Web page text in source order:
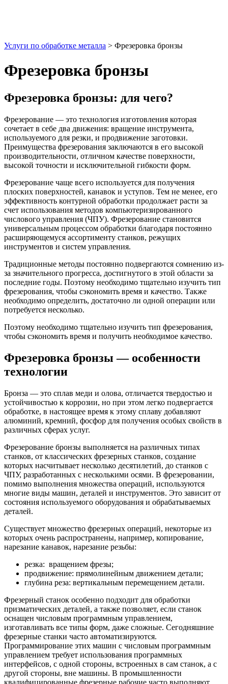
Изготовление модульных блоков
Изготовление насосных станций
Изготовление баков из нержавейки
Изготовление теплопунктов
Изготовление конвейерных роликов
Изготовление колес для роликов
Услуги по обработке металла > Фрезеровка бронзы
Фрезеровка бронзы
Фрезеровка бронзы: для чего?
Фрезерование — это технология изготовления которая
сочетает в себе два движения: вращение инструмента,
используемого для резки, и продвижение заготовки.
Преимущества фрезерования заключаются в его высокой
производительности, отличном качестве поверхности,
высокой точности и исключительной гибкости форм.
Фрезерование чаще всего используется для получения
плоских поверхностей, канавок и уступов. Тем не менее, его
эффективность контурной обработки продолжает расти за
счет использования методов компьютеризированного
числового управления (ЧПУ). Фрезерование становится
универсальным процессом обработки благодаря постоянно
расширяющемуся ассортименту станков, режущих
инструментов и систем управления.
Традиционные методы постоянно подвергаются сомнению из-
за значительного прогресса, достигнутого в этой области за
последние годы. Поэтому необходимо тщательно изучить тип
фрезерования, чтобы сэкономить время и качество. Также
необходимо определить, достаточно ли одной операции или
потребуется несколько.
Поэтому необходимо тщательно изучить тип фрезерования,
чтобы сэкономить время и получить необходимое качество.
Фрезеровка бронзы — особенности
технологии
Бронза — это сплав меди и олова, отличается твердостью и
устойчивостью к коррозии, но при этом легко подвергается
обработке, в настоящее время к этому сплаву добавляют
алюминий, кремний, фосфор для получения особых свойств в
различных сферах услуг.
Фрезерование бронзы выполняется на различных типах
станков, от классических фрезерных станков, создание
которых насчитывает несколько десятилетий, до станков с
ЧПУ, разработанных с несколькими осями. В фрезеровании,
помимо выполнения множества операций, используются
многие виды машин, деталей и инструментов. Это зависит от
состояния используемого оборудования и обрабатываемых
деталей.
Существует множество фрезерных операций, некоторые из
которых очень распространены, например, копирование,
нарезание канавок, нарезание резьбы:
резка: вращением фрезы;
продвижение: прямолинейным движением детали;
глубина реза: вертикальным перемещением детали.
Фрезерный станок особенно подходит для обработки
призматических деталей, а также позволяет, если станок
оснащен числовым программным управлением,
изготавливать все типы форм, даже сложные. Сегодняшние
фрезерные станки часто автоматизируются.
Программирование этих машин с числовым программным
управлением требует использования программных
интерфейсов, с одной стороны, встроенных в сам станок, а с
другой стороны, вне машины. В промышленности
квалифицированные фрезерные рабочие часто выполняют